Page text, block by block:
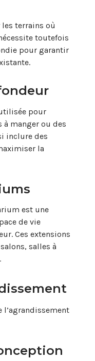
terrains où
toutefois
pour garantir
pour
à manger ou des
inclure des
la
est une
de vie
Ces extensions
salles à
l’agrandissement